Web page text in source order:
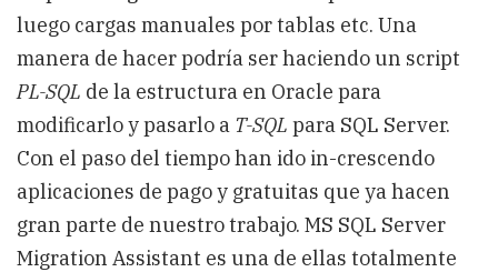
luego cargas manuales por tablas etc. Una
manera de hacer podría ser haciendo un script
PL-SQL de la estructura en Oracle para
modificarlo y pasarlo a T-SQL para SQL Server.
Con el paso del tiempo han ido in-crescendo
aplicaciones de pago y gratuitas que ya hacen
gran parte de nuestro trabajo. MS SQL Server
Migration Assistant es una de ellas totalmente